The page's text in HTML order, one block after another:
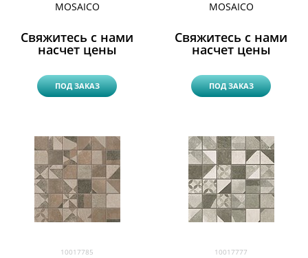
MOSAICO
Свяжитесь с нами
насчет цены
ПОД ЗАКАЗ
MOSAICO
Свяжитесь с нами
насчет цены
ПОД ЗАКАЗ
10017785 10017777